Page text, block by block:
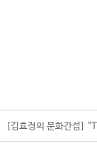
[김효정의 문화간섭]